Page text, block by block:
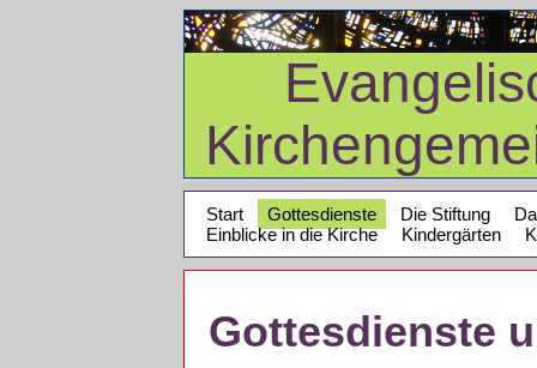
Start Gottesdienste Die Stiftung
Einblicke in die Kirche
Kindergärten
Gottesdienste